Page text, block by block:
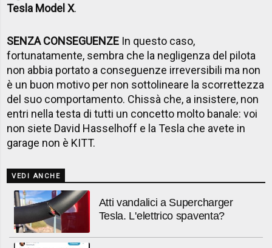
Tesla Model X.
SENZA CONSEGUENZE In questo caso,
fortunatamente, sembra che la negligenza del pilota
non abbia portato a conseguenze irreversibili ma non
è un buon motivo per non sottolineare la scorrettezza
del suo comportamento. Chissà che, a insistere, non
entri nella testa di tutti un concetto molto banale: voi
non siete David Hasselhoff e la Tesla che avete in
garage non è KITT.
VEDI ANCHE
Atti vandalici a Supercharger
Tesla. L'elettrico spaventa?